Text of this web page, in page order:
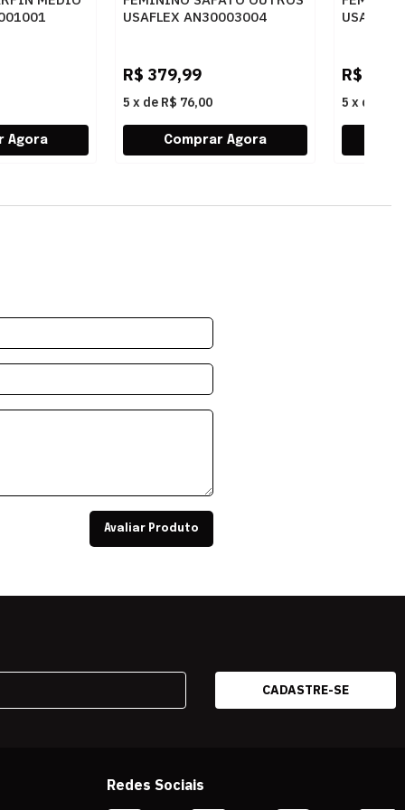
USAFLEX AN30003004
R$ 379,99
5 x de R$ 76,00
R$
5 x de
Avaliar Produto
Redes Sociais